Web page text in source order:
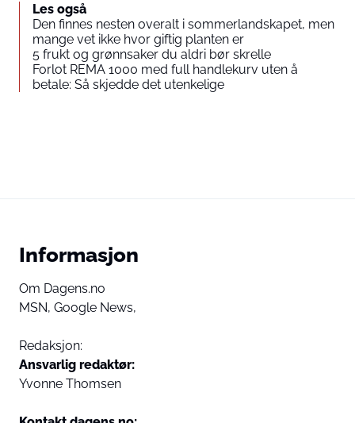
Les også
Den finnes nesten overalt i sommerlandskapet, men
mange vet ikke hvor giftig planten er
5 frukt og grønnsaker du aldri bør skrelle
Forlot REMA 1000 med full handlekurv uten å
betale: Så skjedde det utenkelige
Informasjon
Om Dagens.no
MSN, Google News,
Redaksjon:
Ansvarlig redaktør:
Yvonne Thomsen